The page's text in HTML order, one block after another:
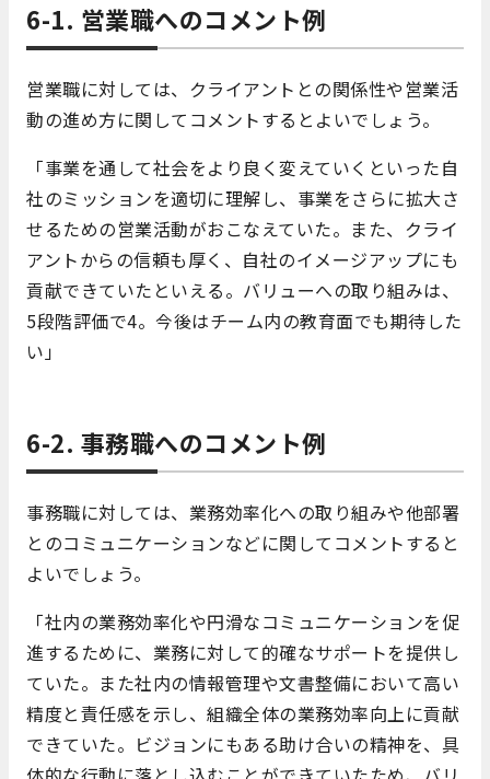
6-1. 営業職へのコメント例
営業職に対しては、クライアントとの関係性や営業活
動の進め方に関してコメントするとよいでしょう。
「事業を通して社会をより良く変えていくといった自
社のミッションを適切に理解し、事業をさらに拡大さ
せるための営業活動がおこなえていた。また、クライ
アントからの信頼も厚く、自社のイメージアップにも
貢献できていたといえる。バリューへの取り組みは、
5段階評価で4。今後はチーム内の教育面でも期待した
い」
6-2. 事務職へのコメント例
事務職に対しては、業務効率化への取り組みや他部署
とのコミュニケーションなどに関してコメントすると
よいでしょう。
「社内の業務効率化や円滑なコミュニケーションを促
進するために、業務に対して的確なサポートを提供し
ていた。また社内の情報管理や文書整備において高い
精度と責任感を示し、組織全体の業務効率向上に貢献
できていた。ビジョンにもある助け合いの精神を、具